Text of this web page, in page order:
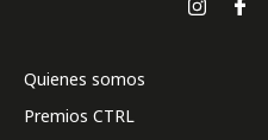
Quienes somos
Premios CTRL